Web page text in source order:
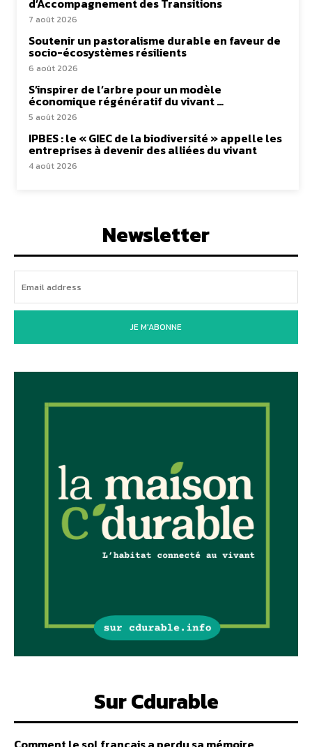
d’Accompagnement des Transitions
7 août 2026
Soutenir un pastoralisme durable en faveur de
socio-écosystèmes résilients
6 août 2026
S’inspirer de l’arbre pour un modèle
économique régénératif du vivant …
5 août 2026
IPBES : le « GIEC de la biodiversité » appelle les
entreprises à devenir des alliées du vivant
4 août 2026
Newsletter
JE M'ABONNE
Sur Cdurable